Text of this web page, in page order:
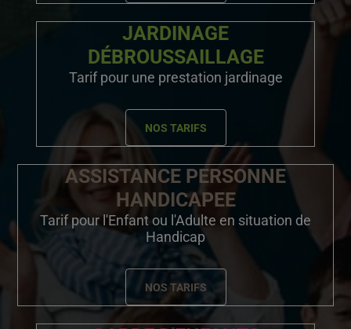
JARDINAGE
DÉBROUSSAILLAGE
Tarif pour une prestation jardinage
NOS TARIFS
ASSISTANCE PERSONNE
HANDICAPEE
Tarif pour l'Enfant ou l'Adulte en situation de
Handicap
NOS TARIFS